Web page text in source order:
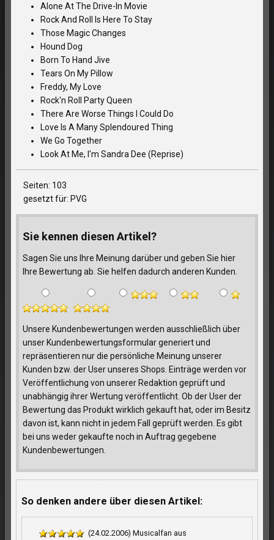
Alone At The Drive-In Movie
Rock And Roll Is Here To Stay
Those Magic Changes
Hound Dog
Born To Hand Jive
Tears On My Pillow
Freddy, My Love
Rock'n Roll Party Queen
There Are Worse Things I Could Do
Love Is A Many Splendoured Thing
We Go Together
Look At Me, I'm Sandra Dee (Reprise)
Seiten: 103
gesetzt für: PVG
Sie kennen diesen Artikel?
Sagen Sie uns Ihre Meinung darüber und geben Sie hier
Ihre Bewertung ab. Sie helfen dadurch anderen Kunden.
Unsere Kundenbewertungen werden ausschließlich über
unser Kundenbewertungsformular generiert und
repräsentieren nur die persönliche Meinung unserer
Kunden bzw. der User unseres Shops. Einträge werden vor
Veröffentlichung von unserer Redaktion geprüft und
unabhängig ihrer Wertung veröffentlicht. Ob der User der
Bewertung das Produkt wirklich gekauft hat, oder im Besitz
davon ist, kann nicht in jedem Fall geprüft werden. Es gibt
bei uns weder gekaufte noch in Auftrag gegebene
Kundenbewertungen.
So denken andere über diesen Artikel:
(24.02.2006) Musicalfan aus